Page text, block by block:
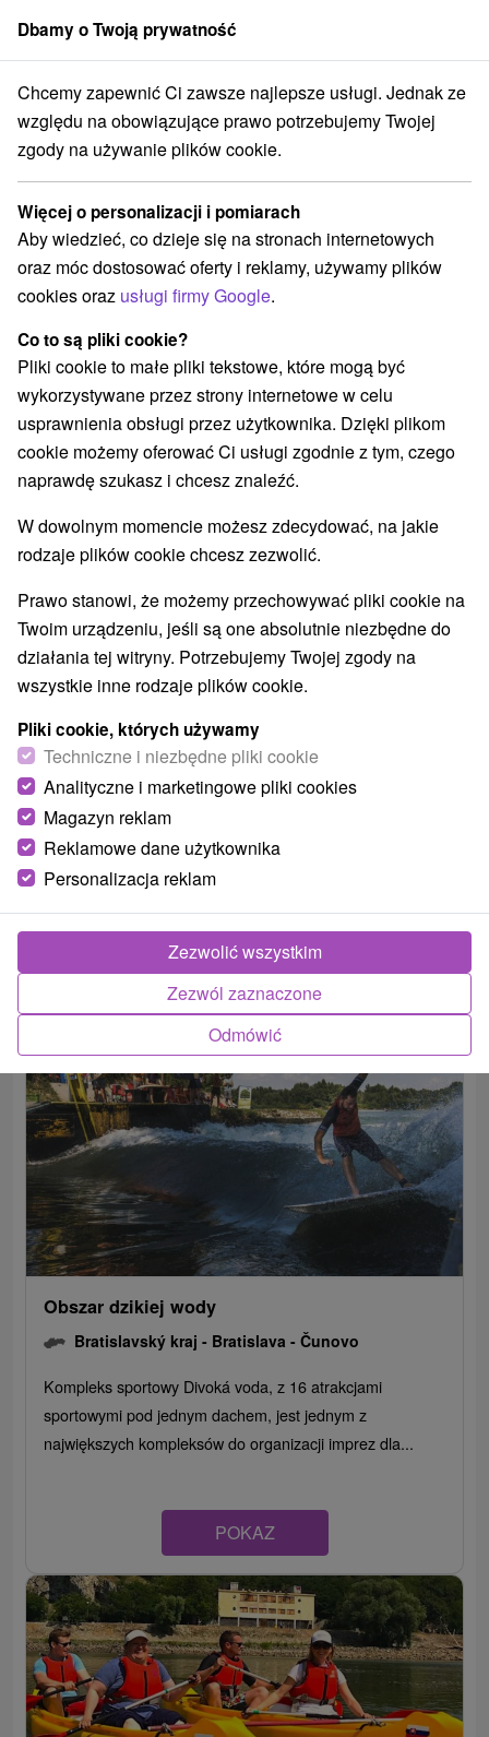
członek grupySorger
Rafting, rafting, rafting Západné Slovensko Bratislavský kraj
Rafting, rafting, rafting Bratislavský
kraj
Kategorie
Wszystkie kategorie
Rafting, rafting, rafting
Zamki, pałace, ruiny(9)
Loty widokowe i rejsy wycieczkowe(1) Sporty(4)
Jazda konna(3) Skanseny(1) Teatry(7) Zamki
Miejsca sakralne(7)
Wieże obserwacyjne i chodniki(11)
Obiekty architektoniczne(8) Ośrodek narciarski
Tory gokartowe(1) Szlaki winne(1)
Túry a turistické chodníky(1) Escaperoom
Jaskinie Kolejki linowe (1)
Atrakcje z adrenaliną (4) Atrakcje turystyczne(12)
Muzea i galerie (13)
Ogrody zoologiczne i fermy zwierząt
Ogrody botaniczne (1)
Jeziora, jeziora, zbiorniki wodne
Atrakcje dla dzieci(18) Zabytki techniki
Aquaparki, baseny(2) Planetarium i obserwatorium
Ośrodki i miasteczka dziecięce
Areny laserowe i paintball(2)
Wsie i miasta
Bratislava - Devínska Nová Ves(1)
Bratislava - Čunovo(1)
Obszar dzikiej wody
Bratislavský kraj - Bratislava - Čunovo
Kompleks sportowy Divoká voda, z 16 atrakcjami
sportowymi pod jednym dachem, jest jednym z
największych kompleksów do organizacji imprez dla...
POKAZ
Dbamy o Twoją prywatność
Chcemy zapewnić Ci zawsze najlepsze usługi. Jednak ze
względu na obowiązujące prawo potrzebujemy Twojej
zgody na używanie plików cookie.
Więcej o personalizacji i pomiarach
Aby wiedzieć, co dzieje się na stronach internetowych
oraz móc dostosować oferty i reklamy, używamy plików
cookies oraz usługi firmy Google.
Co to są pliki cookie?
Pliki cookie to małe pliki tekstowe, które mogą być
wykorzystywane przez strony internetowe w celu
usprawnienia obsługi przez użytkownika. Dzięki plikom
cookie możemy oferować Ci usługi zgodnie z tym, czego
naprawdę szukasz i chcesz znaleźć.
W dowolnym momencie możesz zdecydować, na jakie
rodzaje plików cookie chcesz zezwolić.
Prawo stanowi, że możemy przechowywać pliki cookie na
Twoim urządzeniu, jeśli są one absolutnie niezbędne do
działania tej witryny. Potrzebujemy Twojej zgody na
wszystkie inne rodzaje plików cookie.
Pliki cookie, których używamy
Techniczne i niezbędne pliki cookie
Analityczne i marketingowe pliki cookies
Magazyn reklam
Reklamowe dane użytkownika
Personalizacja reklam
Odmówić
Zezwól zaznaczone
Zezwolić wszystkim